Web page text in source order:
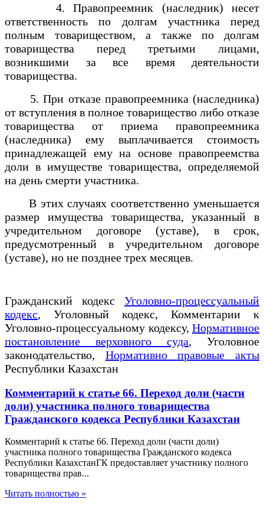
4. Правопреемник (наследник) несет
ответственность по долгам участника перед
полным товариществом, а также по долгам
товарищества перед третьими лицами,
возникшими за все время деятельности
товарищества.
5. При отказе правопреемника (наследника)
от вступления в полное товарищество либо отказе
товарищества от приема правопреемника
(наследника) ему выплачивается стоимость
принадлежащей ему на основе правопреемства
доли в имуществе товарищества, определяемой
на день смерти участника.
В этих случаях соответственно уменьшается
размер имущества товарищества, указанный в
учредительном договоре (уставе), в срок,
предусмотренный в учредительном договоре
(уставе), но не позднее трех месяцев.
Гражданский кодекс
Уголовно-процессуальный
кодекс, Уголовный кодекс, Комментарии к
Уголовно-процессуальному кодексу, Нормативное
постановление верховного суда, Уголовное
законодательство, Нормативно правовые акты
Республики Казахстан
Комментарий к статье 66. Переход доли (части
доли) участника полного товарищества
Гражданского кодекса Республики Казахстан
Комментарий к статье 66. Переход доли (части доли)
участника полного товарищества Гражданского кодекса
Республики КазахстанГК предоставляет участнику полного
товарищества прав...
Читать полностью »